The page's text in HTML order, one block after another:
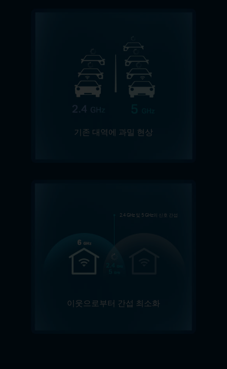
기존 대역에 과밀 현상
2.4 GHz 및 5 GHz의 신호 간섭
이웃으로부터 간섭 최소화